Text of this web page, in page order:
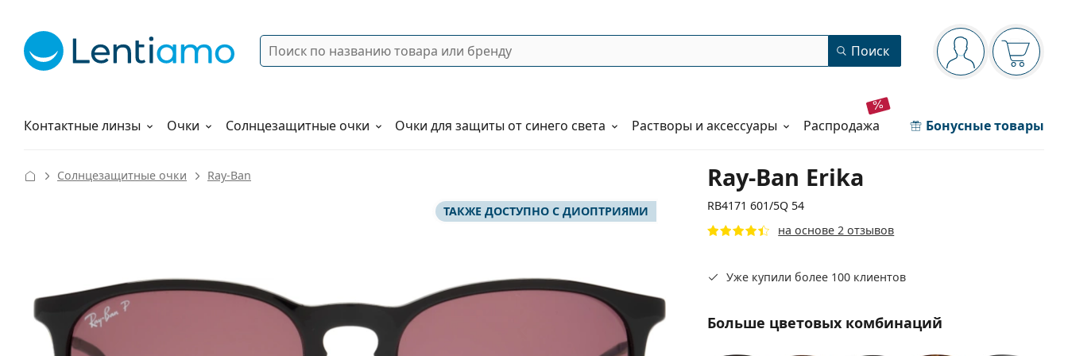
Панель навигации
Вы вошли вВаша
Поиск Поиск
Контактные линзы
Растворы Очки Солнцезащитные очки Очки для защиты от синего света Растворы и аксессуары распродажа Бонусные товары
Как заказать
Ray-Ban Erika
RB4171 601/5Q 54
на основе 2 отзывов
Солнцезащитные очки Ray-Ban
ТАКЖЕ ДОСТУПНО С ДИОПТРИЯМИ
Уже купили более 100 клиентов
Больше цветовых комбинаций